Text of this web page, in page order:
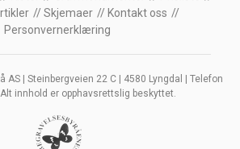
Skjemaer
Kontakt oss
Personvernerklæring
AS | Steinbergveien 22 C | 4580 Lyngdal | Telefon
innhold er opphavsrettslig beskyttet.